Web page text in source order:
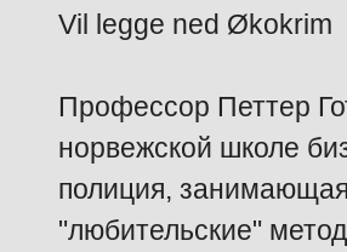
Vil legge ned Økokrim
Профессор Петтер
норвежской школе
полиция,
"любительские"